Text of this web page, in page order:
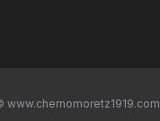
www.chernomoretz1919.com